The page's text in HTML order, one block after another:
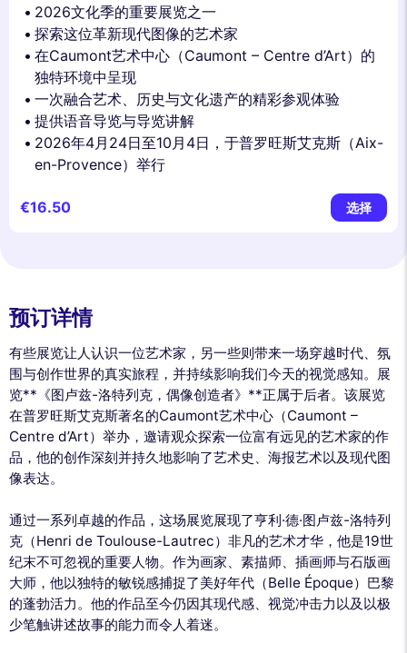
2026文化季的重要展览之一
探索这位革新现代图像的艺术家
在Caumont艺术中心（Caumont – Centre d’Art）的
独特环境中呈现
一次融合艺术、历史与文化遗产的精彩参观体验
提供语音导览与导览讲解
2026年4月24日至10月4日，于普罗旺斯艾克斯（Aix-
en-Provence）举行
€16.50 选择
预订详情
有些展览让人认识一位艺术家，另一些则带来一场穿越时代、氛
围与创作世界的真实旅程，并持续影响我们今天的视觉感知。展
览**《图卢兹-洛特列克，偶像创造者》**正属于后者。该展览
在普罗旺斯艾克斯著名的Caumont艺术中心（Caumont –
Centre d’Art）举办，邀请观众探索一位富有远见的艺术家的作
品，他的创作深刻并持久地影响了艺术史、海报艺术以及现代图
像表达。
通过一系列卓越的作品，这场展览展现了亨利·德·图卢兹-洛特列
克（Henri de Toulouse-Lautrec）非凡的艺术才华，他是19世
纪末不可忽视的重要人物。作为画家、素描师、插画师与石版画
大师，他以独特的敏锐感捕捉了美好年代（Belle Époque）巴黎
的蓬勃活力。他的作品至今仍因其现代感、视觉冲击力以及以极
少笔触讲述故事的能力而令人着迷。